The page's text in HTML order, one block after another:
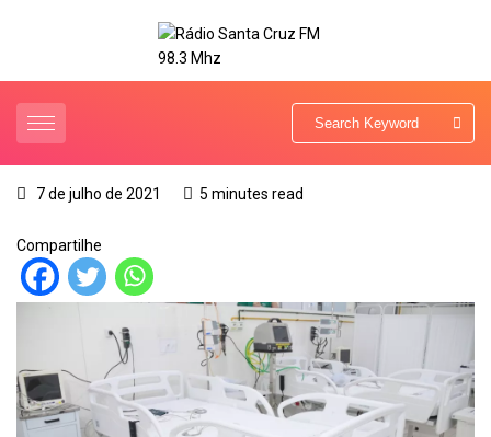
7 de julho de 2021 5 minutes read
Compartilhe